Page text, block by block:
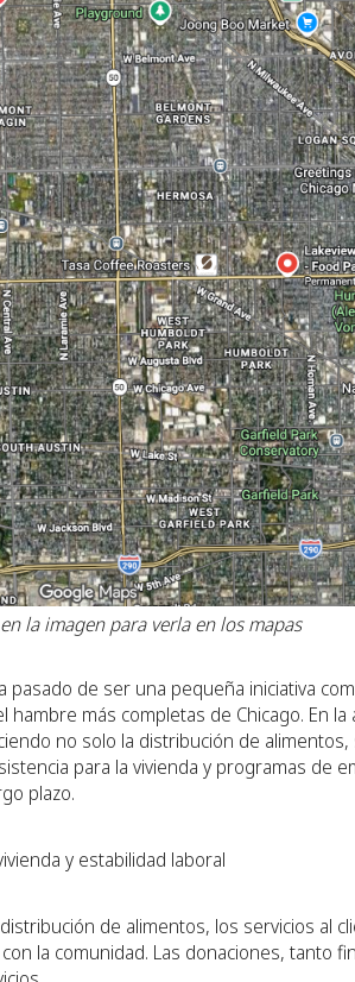
la imagen para verla en los mapas
pasado de ser una pequeña iniciativa
más completas de Chicago. En la
no solo la distribución de
para la vivienda y programas de
plazo.
y estabilidad laboral
de alimentos, los servicios al
la comunidad. Las donaciones, tanto